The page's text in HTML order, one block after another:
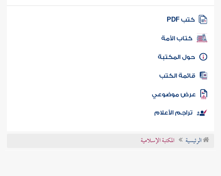
كتب PDF
كتاب الأمة
المكتبة
الكتب
موضوعي
تراجم الأعلام
الرئيسية المكتبة الإسلامية